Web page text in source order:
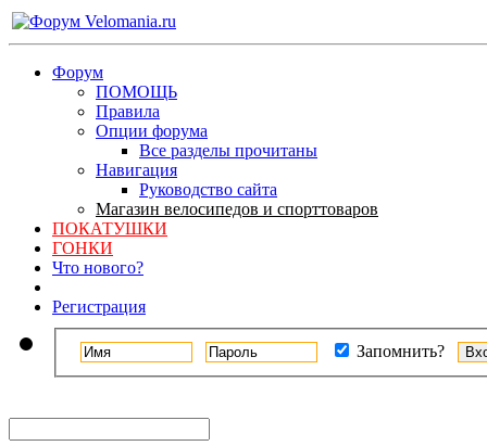
Форум
ПОМОЩЬ
Правила
Опции форума
Все разделы прочитаны
Навигация
Руководство сайта
Магазин велосипедов и спорттоваров
ПОКАТУШКИ
ГОНКИ
Что нового?
Регистрация
Запомнить?